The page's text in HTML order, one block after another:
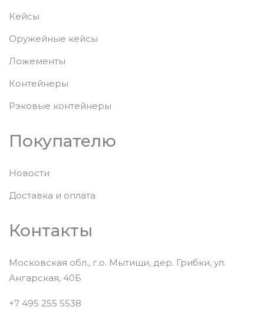
Кейсы
Оружейные кейсы
Ложементы
Контейнеры
Рэковые контейнеры
Покупателю
Новости
Доставка и оплата
Контакты
Московская обл., г.о. Мытищи, дер. Грибки, ул.
Ангарская, 40Б
+7 495 255 5538